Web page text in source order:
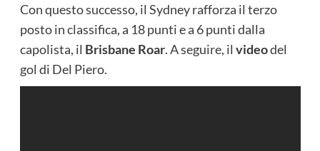
Con questo successo, il Sydney rafforza il terzo
posto in classifica, a 18 punti e a 6 punti dalla
capolista, il Brisbane Roar. A seguire, il videodel
gol di Del Piero.